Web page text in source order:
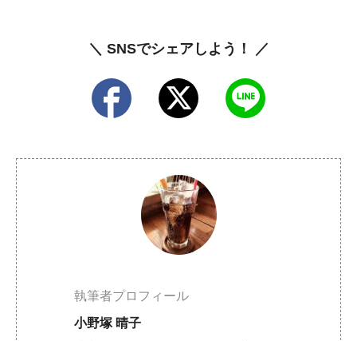
＼ SNSでシェアしよう！ ／
執筆者プロフィール
小野塚 晴子